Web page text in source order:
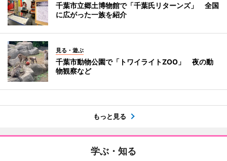
千葉市立郷土博物館で「千葉氏リターンズ」 全国
に広がった一族を紹介
見る・遊ぶ
千葉市動物公園で「トワイライトZOO」 夜の動
物観察など
もっと見る
学ぶ・知る